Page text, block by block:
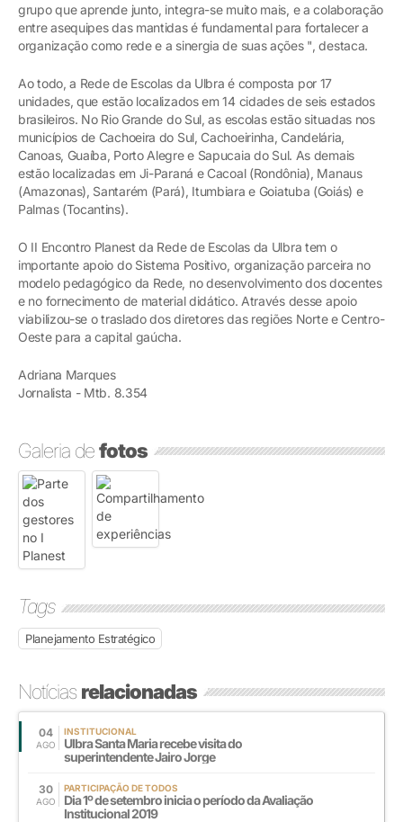
grupo que aprende junto, integra-se muito mais, e a colaboração
entre asequipes das mantidas é fundamental para fortalecer a
organização como rede e a sinergia de suas ações ", destaca.
Ao todo, a Rede de Escolas da Ulbra é composta por 17
unidades, que estão localizados em 14 cidades de seis estados
brasileiros. No Rio Grande do Sul, as escolas estão situadas nos
municípios de Cachoeira do Sul, Cachoeirinha, Candelária,
Canoas, Guaíba, Porto Alegre e Sapucaia do Sul. As demais
estão localizadas em Ji-Paraná e Cacoal (Rondônia), Manaus
(Amazonas), Santarém (Pará), Itumbiara e Goiatuba (Goiás) e
Palmas (Tocantins).
O II Encontro Planest da Rede de Escolas da Ulbra tem o
importante apoio do Sistema Positivo, organização parceira no
modelo pedagógico da Rede, no desenvolvimento dos docentes
e no fornecimento de material didático. Através desse apoio
viabilizou-se o traslado dos diretores das regiões Norte e Centro-
Oeste para a capital gaúcha.
Adriana Marques
Jornalista - Mtb. 8.354
Galeria defotos
Tags
Planejamento Estratégico
Notíciasrelacionadas
04
AGO
INSTITUCIONAL
Ulbra Santa Maria recebe visita do
superintendente Jairo Jorge
30
AGO
PARTICIPAÇÃO DE TODOS
Dia 1º de setembro inicia o período da Avaliação
Institucional 2019